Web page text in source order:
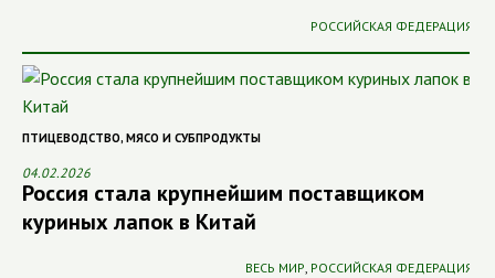
РОССИЙСКАЯ ФЕДЕРАЦИЯ
ПТИЦЕВОДСТВО, МЯСО И СУБПРОДУКТЫ
04.02.2026
Россия стала крупнейшим поставщиком
куриных лапок в Китай
ВЕСЬ МИР РОССИЙСКАЯ ФЕДЕРАЦИЯ